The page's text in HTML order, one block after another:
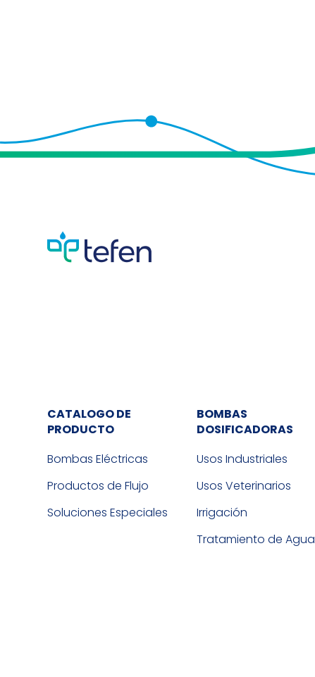
CATALOGO DE
PRODUCTO
Bombas Eléctricas
Productos de Flujo
Soluciones Especiales
BOMBAS
DOSIFICADORAS
Usos Industriales
Usos Veterinarios
Irrigación
Tratamiento de Agua